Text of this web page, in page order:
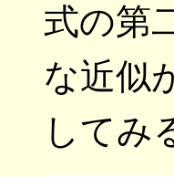
式の第
な近似
してみ